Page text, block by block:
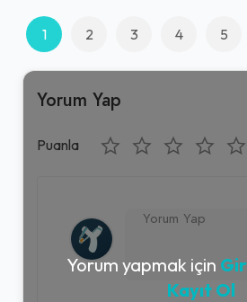
1 2 3 4 5
Yorum Yap
Puanla
Yorum yapmak için
Kayıt Ol